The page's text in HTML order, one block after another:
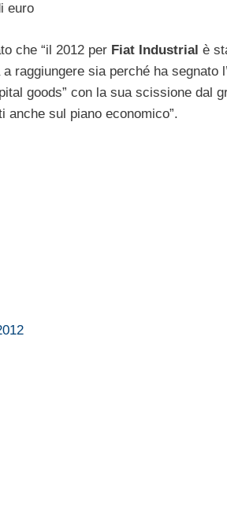
euro
che “il 2012 per Fiat Industrial è
sia perché ha segnato
goods” con la sua scissione dal
anche sul piano economico”.